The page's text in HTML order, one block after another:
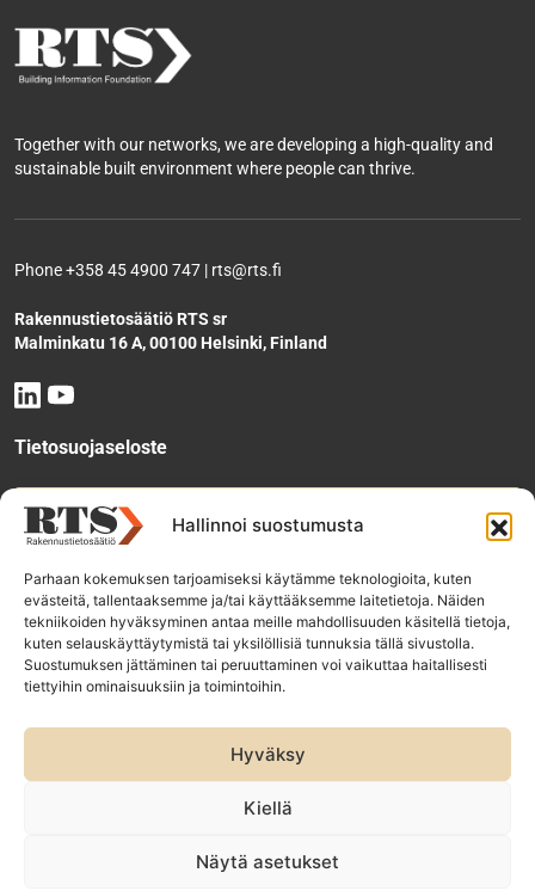
Hallinnoi suostumusta
Parhaan kokemuksen tarjoamiseksi käytämme teknologioita, kuten
evästeitä, tallentaaksemme ja/tai käyttääksemme laitetietoja. Näiden
tekniikoiden hyväksyminen antaa meille mahdollisuuden käsitellä tietoja,
kuten selauskäyttäytymistä tai yksilöllisiä tunnuksia tällä sivustolla.
Suostumuksen jättäminen tai peruuttaminen voi vaikuttaa haitallisesti
tiettyihin ominaisuuksiin ja toimintoihin.
Hyväksy
Kiellä
Näytä asetukset
Together with our networks, we are developing a high-quality and
sustainable built environment where people can thrive.
Phone +358 45 4900 747 | rts@rts.fi
Rakennustietosäätiö RTS sr
Malminkatu 16 A, 00100 Helsinki, Finland
Tietosuojaseloste
Tee käyttölupahakemus
Tilaa uutiskirje